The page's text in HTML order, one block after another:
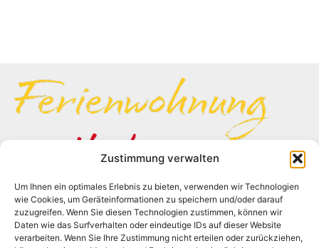
Zustimmung verwalten
Um Ihnen ein optimales Erlebnis zu bieten, verwenden wir Technologien
wie Cookies, um Geräteinformationen zu speichern und/oder darauf
zuzugreifen. Wenn Sie diesen Technologien zustimmen, können wir
Daten wie das Surfverhalten oder eindeutige IDs auf dieser Website
verarbeiten. Wenn Sie Ihre Zustimmung nicht erteilen oder zurückziehen,
Ansprechpartner:
Frau Gabriele Huhn
Beethoven Str. 18